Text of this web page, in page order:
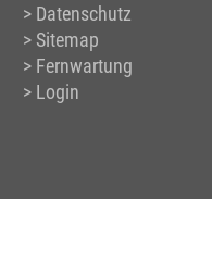
Datenschutz
Sitemap
Fernwartung
Login